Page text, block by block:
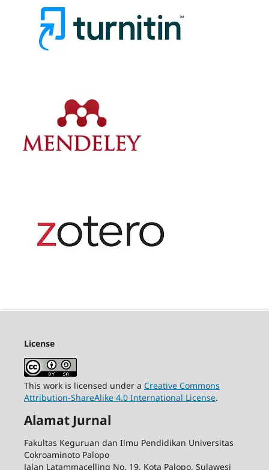
License
This work is licensed under a Creative Commons
Attribution-ShareAlike 4.0 International License.
Alamat Jurnal
Fakultas Keguruan dan Ilmu Pendidikan Universitas
Cokroaminoto Palopo
Jalan Latammacelling No. 19, Kota Palopo, Sulawesi